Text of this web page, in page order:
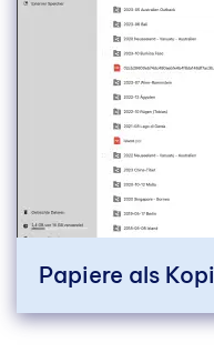
Papiere als